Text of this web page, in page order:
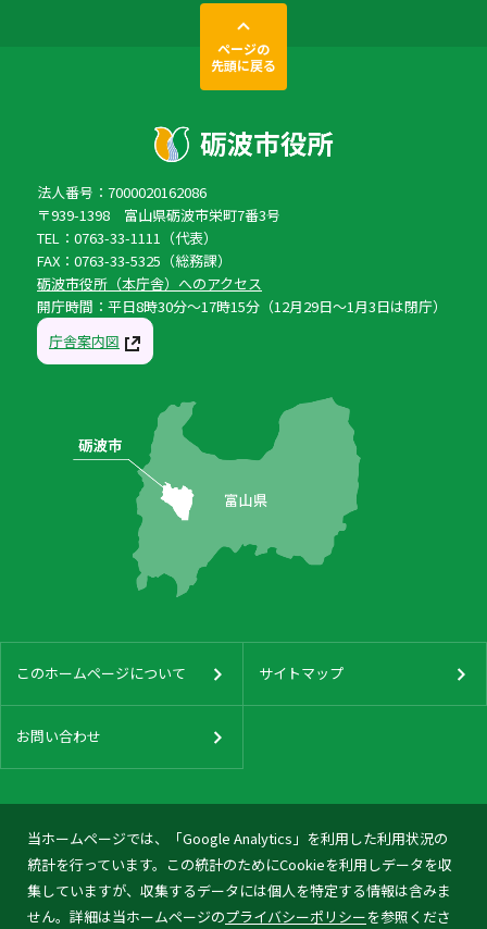
当ホームページでは、「Google Analytics」を利用した利用状況の
統計を行っています。この統計のためにCookieを利用しデータを収
集していますが、収集するデータには個人を特定する情報は含みま
せん。詳細は当ホームページのプライバシーポリシーを参照くださ
ページの
先頭に戻る
法人番号：7000020162086
〒939-1398 富山県砺波市栄町7番3号
TEL：0763-33-1111（代表）
FAX：0763-33-5325（総務課）
砺波市役所（本庁舎）へのアクセス
開庁時間：平日8時30分〜17時15分（12月29日〜1月3日は閉庁）
庁舎案内図
このホームページについて サイトマップ
お問い合わせ